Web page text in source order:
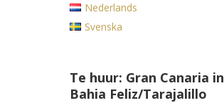
Nederlands
Svenska
Te huur: Gran Canaria in
Bahia Feliz/Tarajalillo